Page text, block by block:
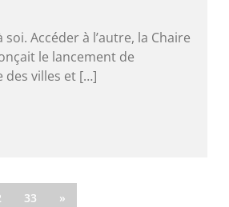
Accéder à l’autre, la Chaire
le lancement de
des villes et […]
33 »